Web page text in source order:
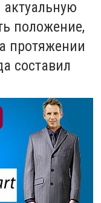
положение,
протяжении
составил